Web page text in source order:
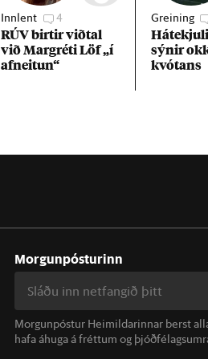
Innlent 4
RÚV birt­ir við­tal
við Mar­gréti Löf „í
af­neit­un“
Greining
sýn­ir
kvót­ans
Morgunpósturinn
Morgunpóstur Heimildarinnar berst
hafa áhuga á fréttum og